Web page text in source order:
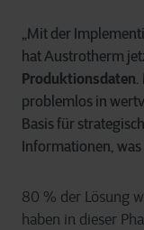
„Mit der
hat Austrotherm
Produktionsdaten.
problemlos in
Basis für
Informationen,
80 % der Lösung
haben in dieser